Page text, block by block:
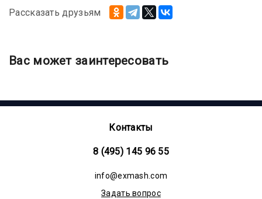
Рассказать друзьям
Вас может заинтересовать
Контакты
8 (495) 145 96 55
info@exmash.com
Задать вопрос